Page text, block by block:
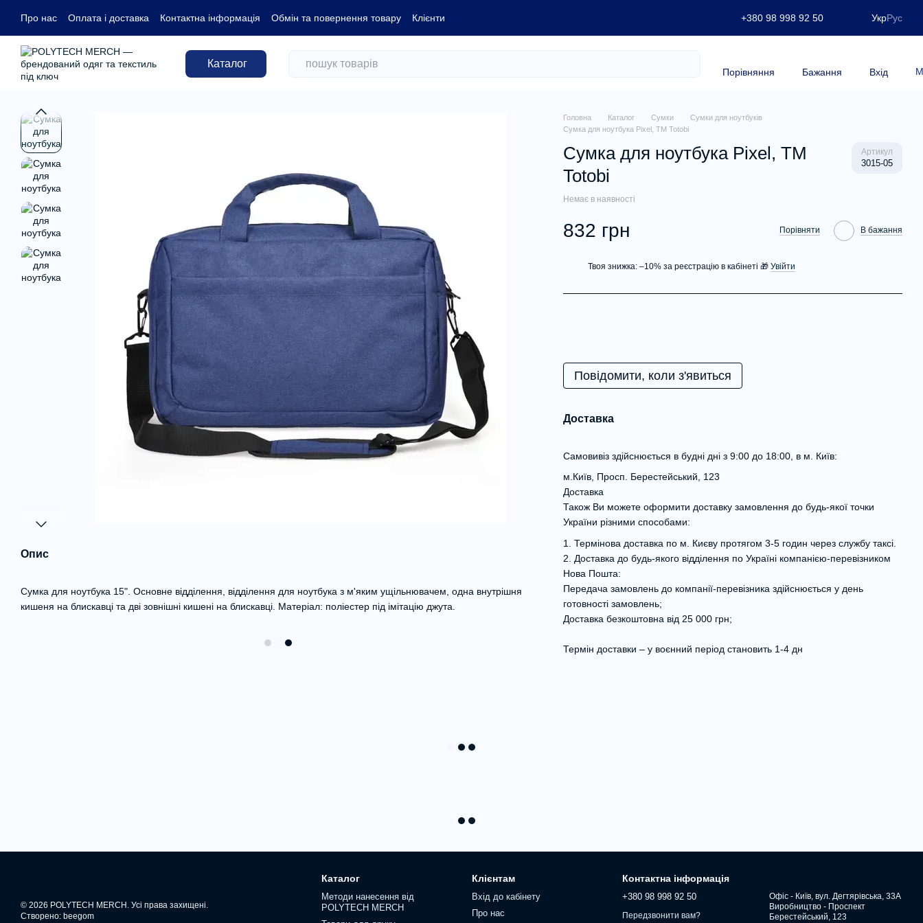
Про нас Оплата і доставка Контактна інформація Обмін та повернення товару Клієнти +380 98 998 92 50 УкрРус
Каталог
Порівняння Бажання Вхід
Опис
Сумка для ноутбука 15". Основне відділення, відділення для ноутбука з м'яким ущільнювачем, одна внутрішня
кишеня на блискавці та дві зовнішні кишені на блискавці. Матеріал: поліестер під імітацію джута.
Головна Каталог Сумки
Сумки для ноутбуків
Сумка для ноутбука Pixel, ТМ Totobi
Сумка для ноутбука Pixel, ТМ
Totobi
Артикул
3015-05
Немає в наявності
832 грн Порівняти В бажання
Твоя знижка: –10% за реєстрацію в кабінеті 🎁Увійти
Повідомити, коли з'явиться
Доставка
Самовивіз здійснюється в будні дні з 9:00 до 18:00, в м. Київ:
м.Київ, Просп. Берестейський, 123
Доставка
Також Ви можете оформити доставку замовлення до будь-якої точки
України різними способами:
1. Термінова доставка по м. Києву протягом 3-5 годин через службу таксі.
2. Доставка до будь-якого відділення по Україні компанією-перевізником
Нова Пошта:
Передача замовлень до компанії-перевізника здійснюється у день
готовності замовлень;
Доставка безкоштовна від 25 000 грн;
Термін доставки – у воєнний період становить 1-4 дн
© 2026 POLYTECH MERCH. Усі права захищені.
Створено: beegom
Каталог
Методи нанесення від
POLYTECH MERCH
Клієнтам
Вхід до кабінету
Про нас
Контактна інформація
+380 98 998 92 50
Передзвонити вам?
Офіс - Київ, вул. Дегтярівська, 33А
Виробництво - Проспект
Берестейський, 123